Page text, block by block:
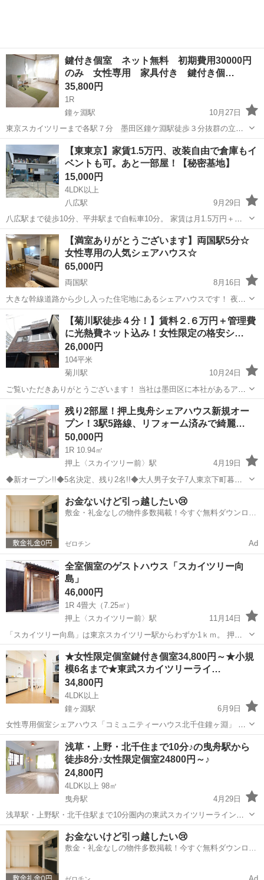
鍵付き個室 ネット無料 初期費用30000円
のみ 女性専用 家具付き 鍵付き個…
35,800円
1R
鐘ヶ淵駅
10月27日
東京スカイツリーまで各駅７分 墨田区鐘ケ淵駅徒歩３分抜群の立
地 女性限定家具鑰付き個室６部屋少人数制で格安 ★即入居可能で
す。 B号室空き有り C号室空きました。 墨田区鐘ケ淵駅より5分の抜
群の立地に女性６名限定で...
東京 墨田区 鐘ヶ淵駅 シェアハウス 無料
【東東京】家賃1.5万円、改装自由で倉庫もイ
ベントも可。あと一部屋！【秘密基地】
15,000円
4LDK以上
八広駅
9月29日
八広駅まで徒歩10分、平井駅まで自転車10分。 家賃は月1.5万円＋光
熱費の頭割りです。 各12畳ほどの大きな部屋を３人程度でシェアする
形になります。 ※異性と共部屋にすることは出来ないので、基本的に
男性の募集です。 ...
東京 墨田区 八広駅 シェアハウス 秘密基地
【満室ありがとうございます】両国駅5分☆
女性専用の人気シェアハウス☆
65,000円
両国駅
8月16日
大きな幹線道路から少し入った住宅地にあるシェアハウスです！ 夜は
とても静かですが、交番も近くにあり女性にもとても安心して生活で
きます！ 現在は日本人３名、韓国人１名の方々が入居してます！ 休み
の日はみん...
墨田区 両国駅 シェアハウス 徒歩
【菊川駅徒歩４分！】賃料２.６万円＋管理費
に光熱費ネット込み！女性限定の格安シ…
26,000円
104平米
菊川駅
10月24日
ご覧いただきありがとうございます！ 当社は墨田区に本社があるアッ
トホームな不動産会社です。 この度、日当たり・風通しの良いオシャ
レな民家を改装してシェアハウスをスタートすることができました！
長く、仲良く入居い...
東京 墨田区 菊川駅 シェアハウス
残り2部屋！押上曳舟シェアハウス新規オー
プン！3駅5路線、リフォーム済みで綺麗…
50,000円
1R 10.94㎡
押上〈スカイツリー前〉駅
4月19日
◆新オープン!!◆5名決定、残り2名!!◆大人男子女子7人東京下町暮ら
し◆最寄駅は3駅5路線（押上駅・曳舟駅・京成曳舟駅） 私たちと一緒
に墨田区京島の住民になりませんか。現在男女5人でシェアハウス生活
を満喫しています。...
東京 墨田区 押上〈スカイツリー前〉駅
お金ないけど引っ越したい😢
敷金・礼金なしの物件多数掲載！今すぐ無料ダウンロー
ゼロチン Ad
全室個室のゲストハウス「スカイツリー向
島」
46,000円
1R 4畳大（7.25㎡）
押上〈スカイツリー前〉駅
11月14日
「スカイツリー向島」は東京スカイツリー駅からわずか1ｋｍ。 押上
駅、曳舟駅、浅草駅が最寄駅です。 現在期間限定キャンペーン中！ ３
ヶ月間家賃から5,000円値引き中です。 個室にはエアコン、ベッド、
机、椅子、...
東京 墨田区 押上〈スカイツリー前〉駅 シェアハウス
徒歩
★女性限定個室鍵付き個室34,800円～★小規
模6名まで★東武スカイツリーライ…
34,800円
4LDK以上
鐘ヶ淵駅
6月9日
女性専用個室シェアハウス「コミュニティーハウス北千住鐘ヶ淵」 の
募集でございます。 ―◆おススメポイント◆― ・女性限定個室34,800
円～ ・フルリフォーム済みで綺麗！ ・小規模6名まで ―◆アクセス
◆―...
東京 墨田区 鐘ヶ淵駅 シェアハウス 徒歩
浅草・上野・北千住まで10分♪の曳舟駅から
徒歩8分♪女性限定個室24800円～♪
24,800円
4LDK以上 98㎡
曳舟駅
4月29日
浅草駅・上野駅・北千住駅まで10分圏内の東武スカイツリーラインの
曳舟駅から徒歩8分大変利便性のいい立地です。駅前には商店街もあり
店舗も充実しております。 【おススメポイント】 入居者7名の落ち着
いたシェアハウスです。...
東京 墨田区 曳舟駅 シェアハウス 徒歩
お金ないけど引っ越したい😢
敷金・礼金なしの物件多数掲載！今すぐ無料ダウンロー